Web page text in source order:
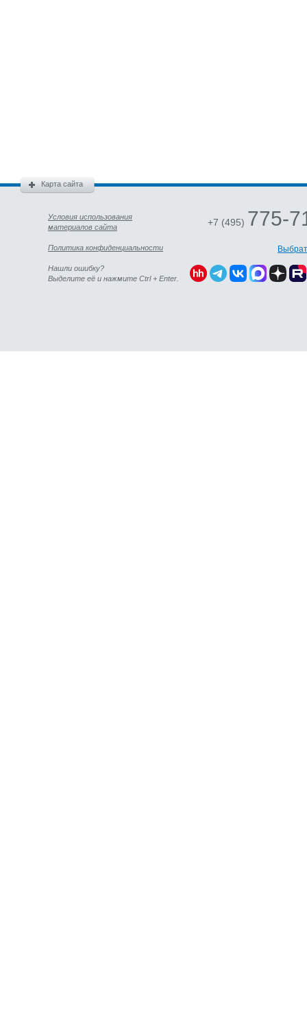
Карта сайта
Условия использования
материалов сайта
Политика конфиденциальности
Нашли ошибку?
Выделите её и нажмите Ctrl + Enter.
+7 (495) 775-